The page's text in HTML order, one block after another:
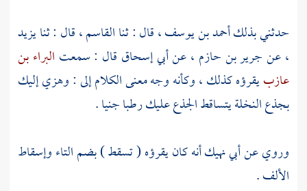
حدثني بذلك أحمد بن يوسف ، قال : ثناالقاسم ،قال : ثنايزيد
،عنجرير بن حازم ،عنأبي إسحاق قال : سمعت البراء بن
عازبيقرؤه كذلك ، وكأنه وجه معنى الكلام إلى : وهزي إليك
بجذع النخلة يتساقط الجذع عليك رطبا جنيا .
وروي عنأبي نهيكأنه كان يقرؤه ( تسقط ) بضم التاء وإسقاط
الألف .